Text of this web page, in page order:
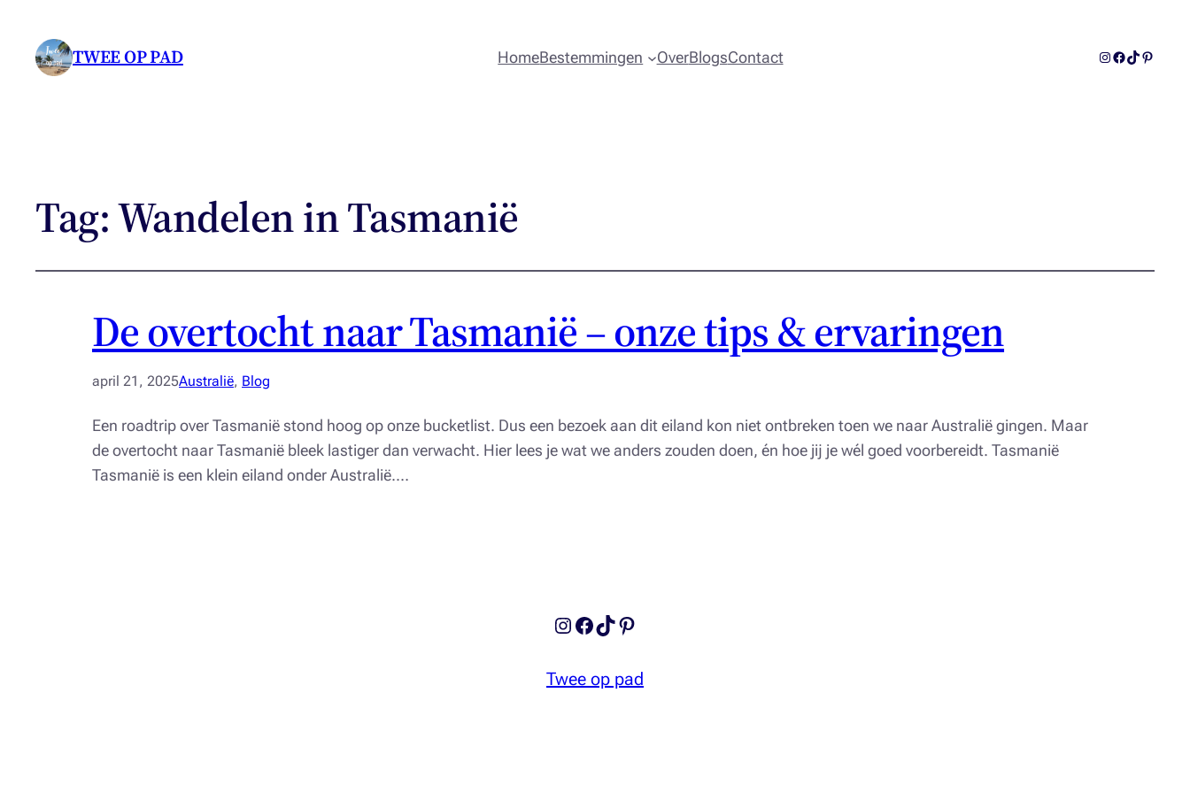
TWEE OP PAD HomeBestemmingen OverBlogsContact Instagram
Facebook
TikTok
Tag:Wandelen in Tasmanië
De overtocht naar Tasmanië – onze tips & ervaringen
april 21, 2025Australië, Blog
Een roadtrip over Tasmanië stond hoog op onze bucketlist. Dus een bezoek aan dit eiland kon niet ontbreken toen we naar Australië gingen. Maar
de overtocht naar Tasmanië bleek lastiger dan verwacht. Hier lees je wat we anders zouden doen, én hoe jij je wél goed voorbereidt. Tasmanië
Tasmanië is een klein eiland onder Australië.…
Instagram
Facebook
TikTokPinterest
Twee op pad